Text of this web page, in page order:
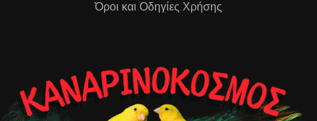
Όροι και Οδηγίες Χρήσης